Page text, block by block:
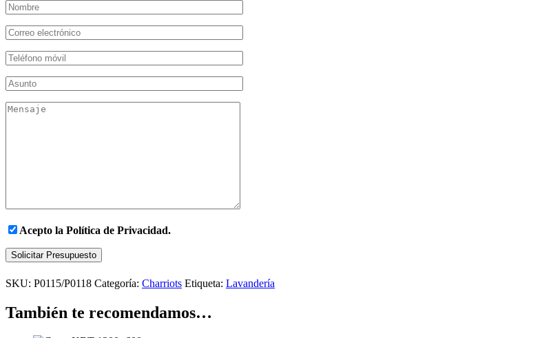
Acepto la Política de Privacidad.
Solicitar Presupuesto
SKU: P0115/P0118 Categoría: Charriots Etiqueta: Lavandería
También te recomendamos…